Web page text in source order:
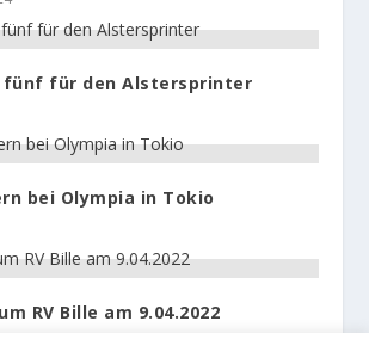
fünf für den Alstersprinter
bei Olympia in Tokio
RV Bille am 9.04.2022